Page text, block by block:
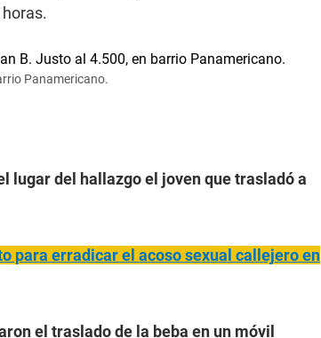
Panamericano.
lugar del hallazgo el joven que trasladó a
para erradicar el acoso sexual callejero en
el traslado de la beba en un móvil